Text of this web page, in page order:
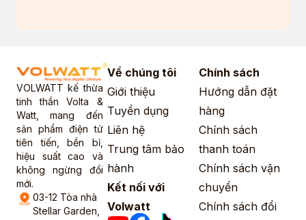
VOLWATT kế thừa
tinh thần Volta &
Watt, mang đến
sản phẩm điện tử
tiên tiến, bền bỉ,
hiệu suất cao và
không ngừng đổi
mới.
03-12 Tòa nhà
Stellar Garden,
Về chúng tôi
Giới thiệu
Tuyển dụng
Liên hệ
Trung tâm bảo
hành
Kết nối với
Volwatt
Chính sách
Hướng dẫn đặt
hàng
Chính sách
thanh toán
Chính sách vận
chuyển
Chính sách đổi